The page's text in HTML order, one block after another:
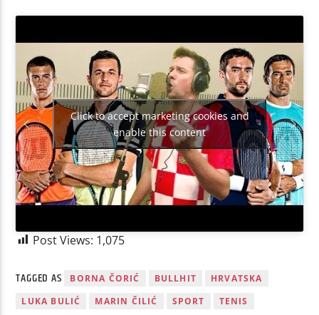
Click to accept marketing cookies and
enable this content
Post Views: 1,075
TAGGED AS BORNA ČORIĆ BULLHIT
HRVATSKA
LUKA BULIĆ
MARIN ČILIĆ SPORT TENIS